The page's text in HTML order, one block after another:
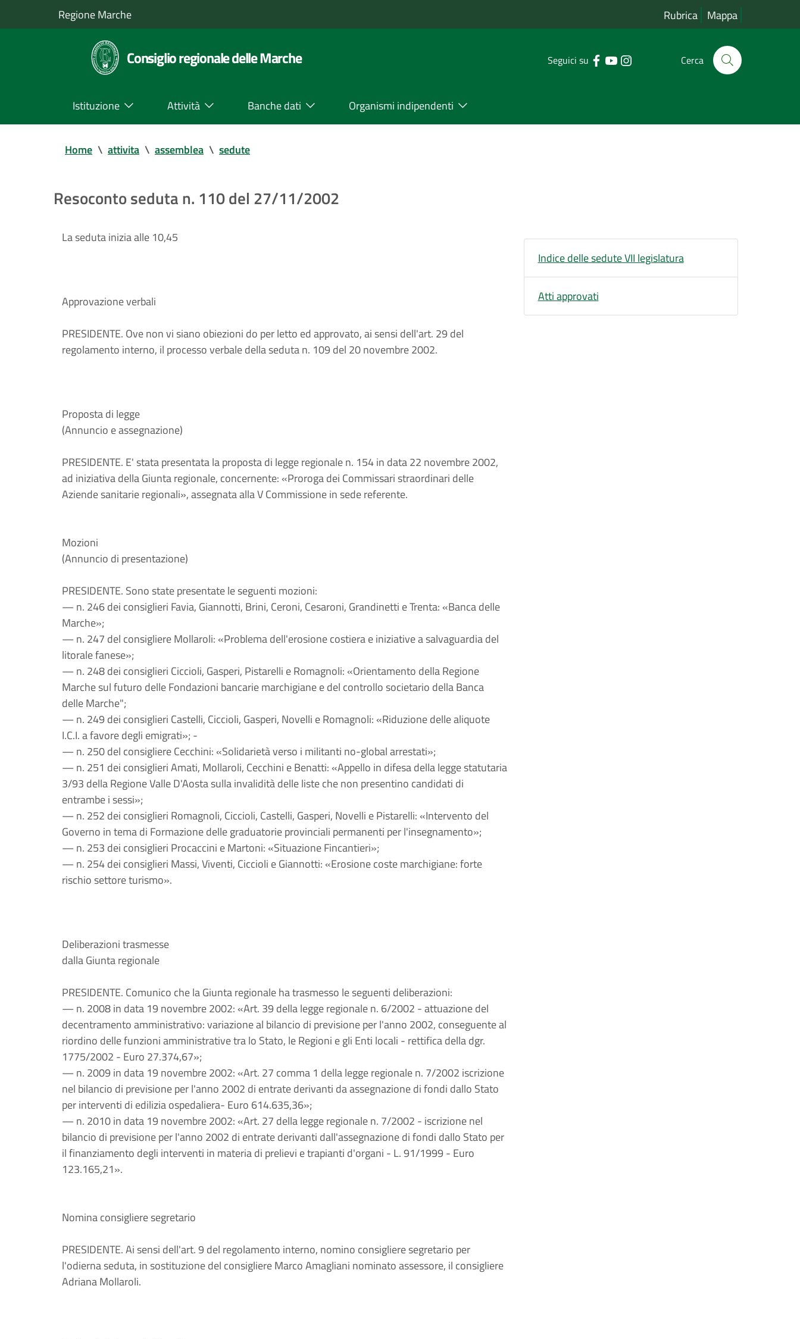
Regione Marche Rubrica Mappa
Consiglio regionale delle Marche Seguici su Cerca
Istituzione Attività Banche dati Organismi indipendenti
Home \ attivita \ assemblea \ sedute
Resoconto seduta n. 110 del 27/11/2002
La seduta inizia alle 10,45
Approvazione verbali
PRESIDENTE. Ove non vi siano obiezioni do per letto ed approvato, ai sensi dell'art. 29 del
regolamento interno, il processo verbale della seduta n. 109 del 20 novembre 2002.
Proposta di legge
(Annuncio e assegnazione)
PRESIDENTE. E' stata presentata la proposta di legge regionale n. 154 in data 22 novembre 2002,
ad iniziativa della Giunta regionale, concernente: «Proroga dei Commissari straordinari delle
Aziende sanitarie regionali», assegnata alla V Commissione in sede referente.
Mozioni
(Annuncio di presentazione)
PRESIDENTE. Sono state presentate le seguenti mozioni:
— n. 246 dei consiglieri Favia, Giannotti, Brini, Ceroni, Cesaroni, Grandinetti e Trenta: «Banca delle
Marche»;
— n. 247 del consigliere Mollaroli: «Problema dell'erosione costiera e iniziative a salvaguardia del
litorale fanese»;
— n. 248 dei consiglieri Ciccioli, Gasperi, Pistarelli e Romagnoli: «Orientamento della Regione
Marche sul futuro delle Fondazioni bancarie marchigiane e del controllo societario della Banca
delle Marche";
— n. 249 dei consiglieri Castelli, Ciccioli, Gasperi, Novelli e Romagnoli: «Riduzione delle aliquote
I.C.I. a favore degli emigrati»; -
— n. 250 del consigliere Cecchini: «Solidarietà verso i militanti no-global arrestati»;
— n. 251 dei consiglieri Amati, Mollaroli, Cecchini e Benatti: «Appello in difesa della legge statutaria
3/93 della Regione Valle D'Aosta sulla invalidità delle liste che non presentino candidati di
entrambe i sessi»;
— n. 252 dei consiglieri Romagnoli, Ciccioli, Castelli, Gasperi, Novelli e Pistarelli: «Intervento del
Governo in tema di Formazione delle graduatorie provinciali permanenti per l'insegnamento»;
— n. 253 dei consiglieri Procaccini e Martoni: «Situazione Fincantieri»;
— n. 254 dei consiglieri Massi, Viventi, Ciccioli e Giannotti: «Erosione coste marchigiane: forte
rischio settore turismo».
Deliberazioni trasmesse
dalla Giunta regionale
PRESIDENTE. Comunico che la Giunta regionale ha trasmesso le seguenti deliberazioni:
— n. 2008 in data 19 novembre 2002: «Art. 39 della legge regionale n. 6/2002 - attuazione del
decentramento amministrativo: variazione al bilancio di previsione per l'anno 2002, conseguente al
riordino delle funzioni amministrative tra lo Stato, le Regioni e gli Enti locali - rettifica della dgr.
1775/2002 - Euro 27.374,67»;
— n. 2009 in data 19 novembre 2002: «Art. 27 comma 1 della legge regionale n. 7/2002 iscrizione
nel bilancio di previsione per l'anno 2002 di entrate derivanti da assegnazione di fondi dallo Stato
per interventi di edilizia ospedaliera- Euro 614.635,36»;
— n. 2010 in data 19 novembre 2002: «Art. 27 della legge regionale n. 7/2002 - iscrizione nel
bilancio di previsione per l'anno 2002 di entrate derivanti dall'assegnazione di fondi dallo Stato per
il finanziamento degli interventi in materia di prelievi e trapianti d'organi - L. 91/1999 - Euro
123.165,21».
Nomina consigliere segretario
PRESIDENTE. Ai sensi dell'art. 9 del regolamento interno, nomino consigliere segretario per
l'odierna seduta, in sostituzione del consigliere Marco Amagliani nominato assessore, il consigliere
Adriana Mollaroli.
Indice delle sedute VII legislatura
Atti approvati